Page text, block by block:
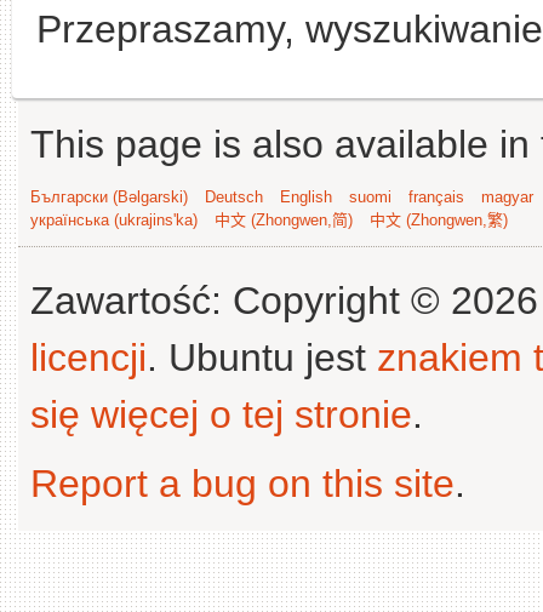
Przepraszamy,
This page is also available
Български (Bəlgarski) Deutsch English suomi français
magyar
українська (ukrajins'ka)
中文 (Zhongwen,简) 中文 (Zhongwen,繁)
Zawartość: Copyright ©
licencji. Ubuntu jest znakiem
się więcej o tej stronie.
Report a bug on this site.